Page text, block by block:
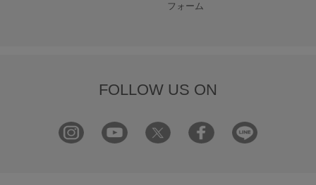
フォーム
FOLLOW US ON